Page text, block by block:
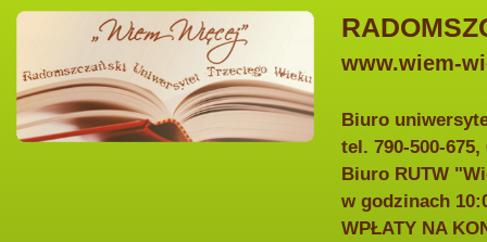
www.wiem-
Biuro
tel. 790-500-675,
Biuro RUTW
w godzinach
WPŁATY NA